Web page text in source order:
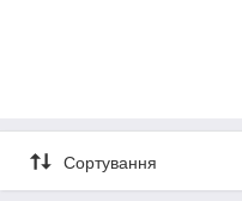
Сортування